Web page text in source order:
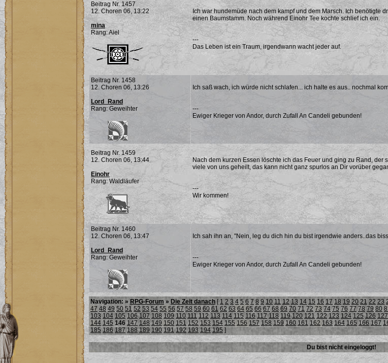
Beitrag Nr. 1457
12. Choren 06, 13:22
mina
Rang: Aiel
Ich war hundemüde nach dem kampf und dem Marsch. Ich benötigte
einen Baumstamm. Noch während Einohr Tee kochte schlief ich ein.
---
Das Leben ist ein Traum, irgendwann wacht jeder auf.
Beitrag Nr. 1458
12. Choren 06, 13:26
Lord_Rand
Rang: Geweihter
Ich saß wach, ich würde nicht schlafen... ich halte es aus.. nochmal
---
Ewiger Krieger von Andor, durch Zufall An Candeli gebunden!
Beitrag Nr. 1459
12. Choren 06, 13:44
Einohr
Rang: Waldläufer
Nach dem kurzen Essen löschte ich das Feuer und ging zu Rand,
viele von uns geheilt, das kann nicht ganz spurlos an Dir vorüber
---
Wir kommen!
Beitrag Nr. 1460
12. Choren 06, 13:47
Lord_Rand
Rang: Geweihter
Ich sah ihn an, "Nein, leg du dich hin du bist irgendwie anders..das
---
Ewiger Krieger von Andor, durch Zufall An Candeli gebunden!
Navigation: » RPG-Forum » Die Zeit danach [1 2 3 4 5 6 7 8 9 10 11 12 13 14 15 16 17 18 19 20 21 22 23
47 48 49 50 51 52 53 54 55 56 57 58 59 60 61 62 63 64 65 66 67 68 69 70 71 72 73 74 75 76 77 78 79 80
103 104 105 106 107 108 109 110 111 112 113 114 115 116 117 118 119 120 121 122 123 124 125 126 127
144 145 146 147 148 149 150 151 152 153 154 155 156 157 158 159 160 161 162 163 164 165 166 167
185 186 187 188 189 190 191 192 193 194 195 ]
Du bist nicht eingeloggt!